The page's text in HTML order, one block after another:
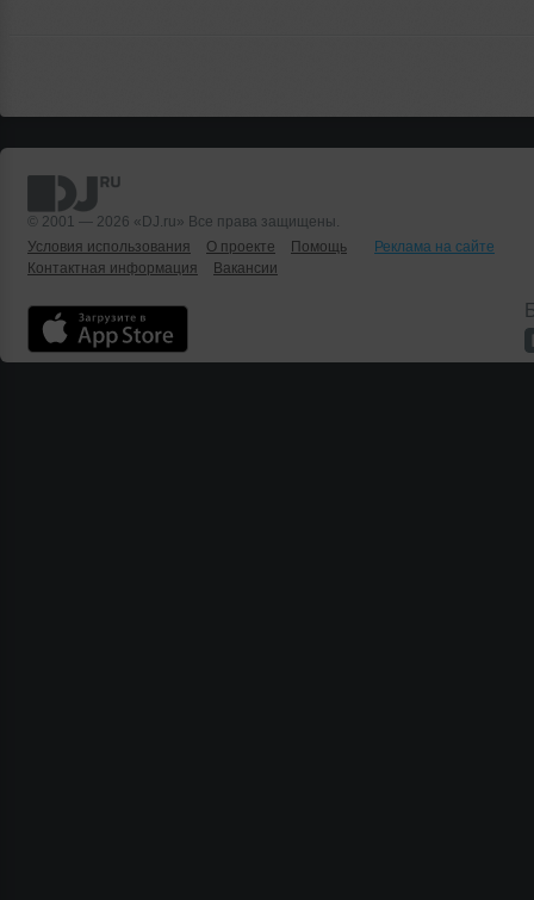
© 2001 — 2026 «DJ.ru» Все права защищены.
Условия использования
О проекте Помощь
Реклама на сайте
Контактная информация
Вакансии